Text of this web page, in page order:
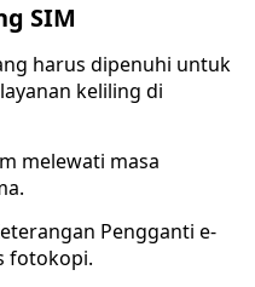
SIM
harus dipenuhi untuk
keliling di
melewati masa
Pengganti e-
fotokopi.